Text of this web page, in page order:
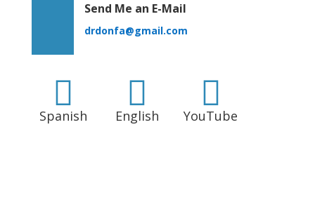
Send Me an E-Mail
drdonfa@gmail.com

Spanish

English

YouTube